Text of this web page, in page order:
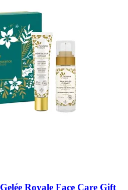
Gelée Royale Face Care Gift